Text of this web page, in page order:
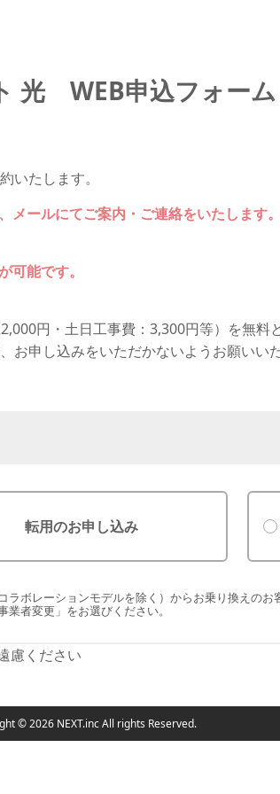
光 WEB申込フォーム
たします。
ールにてご案内・ご連絡をいたします。
能です。
円・土日工事費：3,300円等）を無料
申し込みをいただかないようお願いいた
転用のお申し込み
ボレーションモデルを除く）からお乗り換えの
者変更」をお選びください。
慮ください
© 2026 NEXT.inc All rights Reserved.